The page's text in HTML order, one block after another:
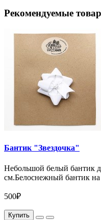
Рекомендуемые
Бантик "Звездочка"
Небольшой белый бантик
см.Белоснежный бантик
500₽
Купить